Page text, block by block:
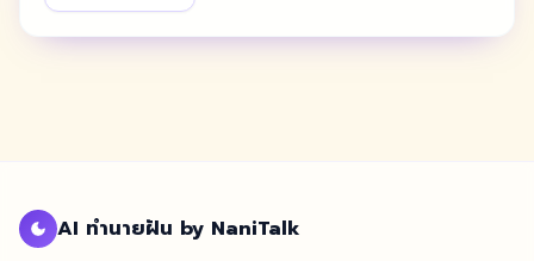
AI ทำนายฝัน by NaniTalk